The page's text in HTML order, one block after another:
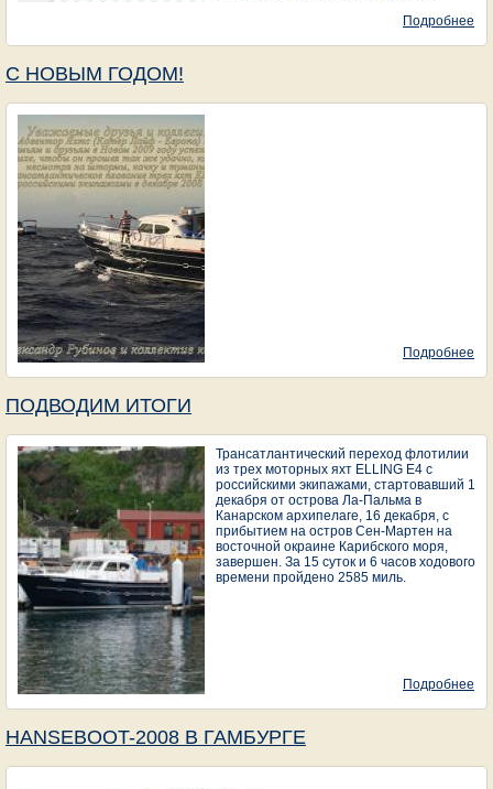
Подробнее
С НОВЫМ ГОДОМ!
Подробнее
ПОДВОДИМ ИТОГИ
Трансатлантический переход флотилии
из трех моторных яхт ELLING Е4 с
российскими экипажами, стартовавший 1
декабря от острова Ла-Пальма в
Канарском архипелаге, 16 декабря, с
прибытием на остров Сен-Мартен на
восточной окраине Карибского моря,
завершен. За 15 суток и 6 часов ходового
времени пройдено 2585 миль.
Подробнее
НANSEBOOT-2008 В ГАМБУРГЕ